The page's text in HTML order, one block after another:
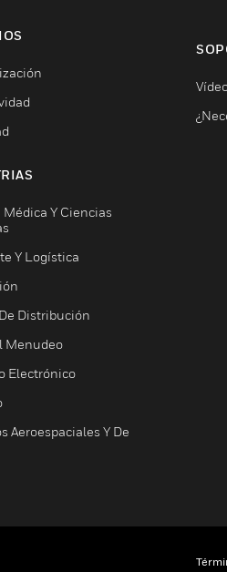
Y Ciencias
Y Logística
Distribución
Menudeo
Electrónico
Aeroespaciales Y De